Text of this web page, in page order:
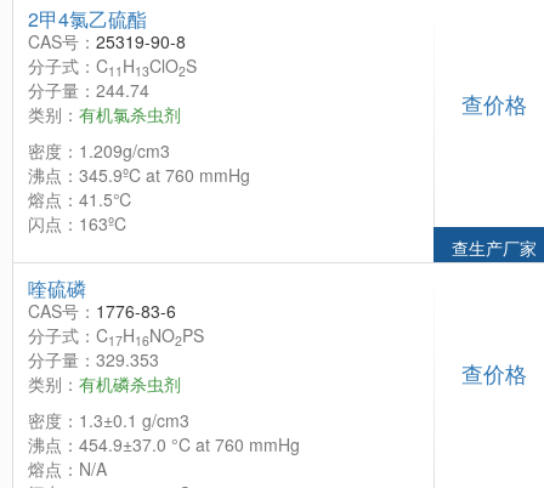
2甲4氯乙硫酯
CAS号： 25319-90-8
分子式：C11 H13ClO2S
分子量：244.74
类别： 有机氯杀虫剂
密度：1.209g/cm3
沸点：345.9ºC at 760 mmHg
熔点：41.5℃
闪点：163ºC
查价格
查生产厂家
喹硫磷
CAS号： 1776-83-6
分子式：C17H16NO2PS
分子量：329.353
类别： 有机磷杀虫剂
密度：1.3±0.1 g/cm3
沸点：454.9±37.0 °C at 760 mmHg
熔点：N/A
查价格